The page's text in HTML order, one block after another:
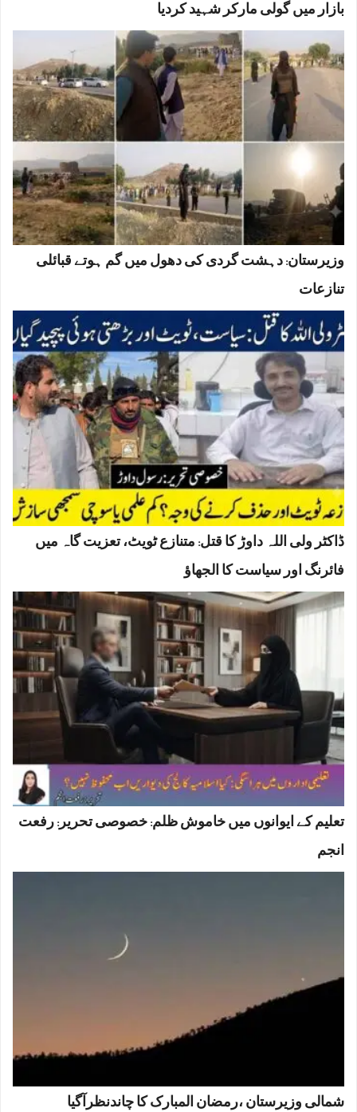
بازار میں گولی مارکر شہید کردیا
وزیرستان: دہشت گردی کی دھول میں گم ہوتے قبائلی
تنازعات
ڈاکٹر ولی اللہ داوڑ کا قتل: متنازع ٹویٹ، تعزیت گاہ میں
فائرنگ اور سیاست کا الجھاؤ
تعلیم کے ایوانوں میں خاموش ظلم: خصوصی تحریر: رفعت
انجم
شمالی وزیرستان ،رمضان المبارک کا چاندنظرآگیا